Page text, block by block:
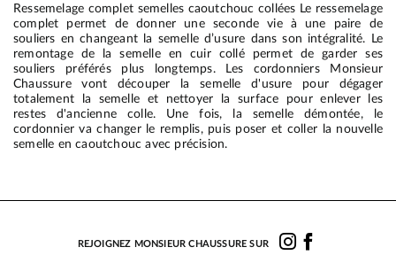
Ressemelage complet semelles caoutchouc collées Le ressemelage
complet permet de donner une seconde vie à une paire de
souliers en changeant la semelle d’usure dans son intégralité. Le
remontage de la semelle en cuir collé permet de garder ses
souliers préférés plus longtemps. Les cordonniers Monsieur
Chaussure vont découper la semelle d'usure pour dégager
totalement la semelle et nettoyer la surface pour enlever les
restes d'ancienne colle. Une fois, la semelle démontée, le
cordonnier va changer le remplis, puis poser et coller la nouvelle
semelle en caoutchouc avec précision.
REJOIGNEZ MONSIEUR CHAUSSURE SUR